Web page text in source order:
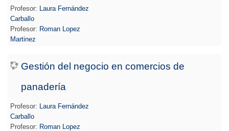
Profesor:
Laura Fernández
Carballo
Profesor: Roman Lopez
Martinez
Gestión del negocio en comercios de
panadería
Profesor:
Laura Fernández
Carballo
Profesor: Roman Lopez